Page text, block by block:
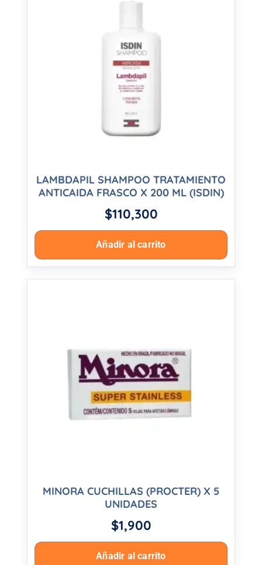
LAMBDAPIL SHAMPOO TRATAMIENTO
ANTICAIDA FRASCO X 200 ML (ISDIN)
$110,300
Añadir al carrito
MINORA CUCHILLAS (PROCTER) X 5
UNIDADES
$1,900
Añadir al carrito